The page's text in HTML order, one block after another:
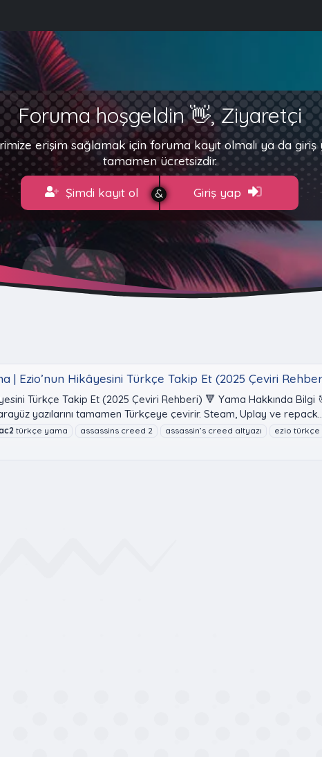
Foruma hoşgeldin 👋, Ziyaretçi
erişim sağlamak için foruma kayıt olmalı ya da giriş
tamamen ücretsizdir.
Şimdi kayıt ol Giriş yap
| Ezio’nun Hikâyesini Türkçe Takip Et (2025 Çeviri
Türkçe Takip Et (2025 Çeviri Rehberi) 🔻 Yama Hakkında
yazılarını tamamen Türkçeye çevirir. Steam, Uplay ve
türkçe yama assassins creed 2 assassin’s creed altyazı ezio türkçe